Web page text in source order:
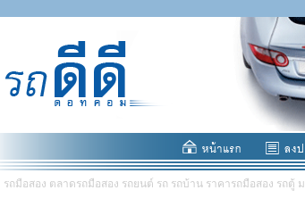
รถมือสอง ตลาดรถมือสอง รถยนต์ รถ รถบ้าน ราคารถมือสอง รถตู้